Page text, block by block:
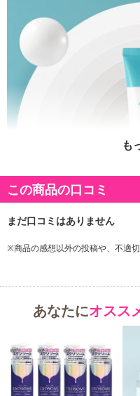
も
この商品の口コミ
※商品の感想以外の投稿や、不適
あなたにオスス